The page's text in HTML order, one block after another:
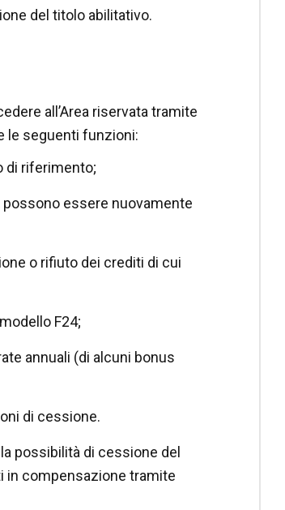
del titolo abilitativo.
all’Area riservata tramite
le seguenti funzioni:
di riferimento;
essere nuovamente
o rifiuto dei crediti di cui
F24;
annuali (di alcuni bonus
di cessione.
possibilità di cessione del
in compensazione tramite